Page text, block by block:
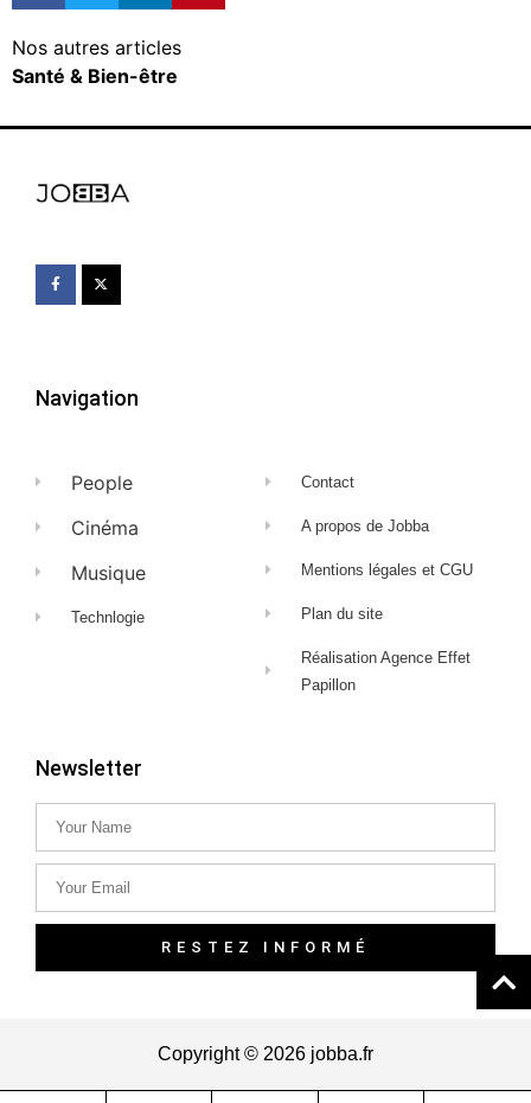
Nos autres articles
Santé & Bien-être
Navigation
People
Cinéma
Musique
Technlogie
Contact
A propos de Jobba
Mentions légales et CGU
Plan du site
Réalisation Agence Effet
Papillon
Newsletter
RESTEZ INFORMÉ
Copyright © 2026 jobba.fr